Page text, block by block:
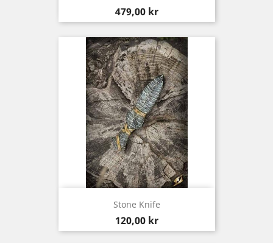
Pris
479,00 kr
Stone Knife
Pris
120,00 kr